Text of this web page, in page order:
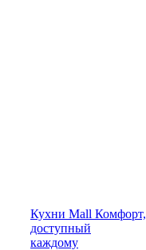
Кухни Mall Комфорт,
доступный
каждому